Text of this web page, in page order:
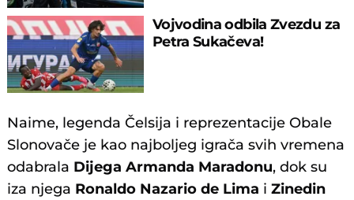
Vojvodina odbila Zvezdu za
Petra Sukačeva!
Naime, legenda Čelsija i reprezentacije Obale
Slonovače je kao najboljeg igrača svih vremena
odabrala Dijega Armanda Maradonu, dok su
iza njega Ronaldo Nazario de Lima iZinedin